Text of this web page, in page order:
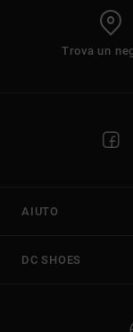
Trova un
AIUTO
DC SHOES